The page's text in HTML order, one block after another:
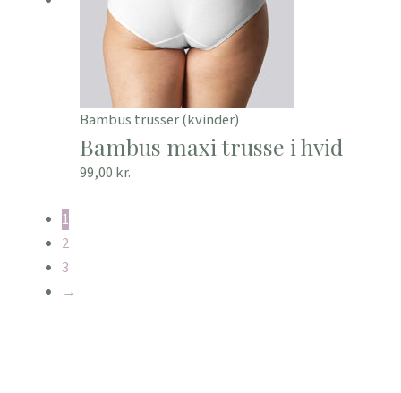
Bambus trusser (kvinder)
Bambus maxi trusse i hvid
99,00 kr.
1
2
3
→